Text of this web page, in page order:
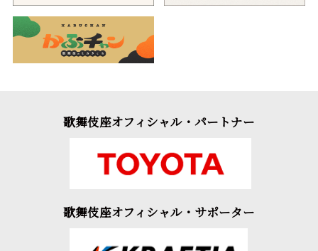
歌舞伎座オフィシャル・パートナー
歌舞伎座オフィシャル・サポーター